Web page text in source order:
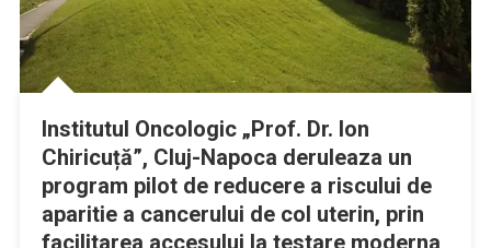
Institutul Oncologic „Prof. Dr. Ion
Chiricuță”, Cluj-Napoca deruleaza un
program pilot de reducere a riscului de
aparitie a cancerului de col uterin, prin